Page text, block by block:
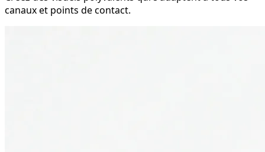
canaux et points de contact.